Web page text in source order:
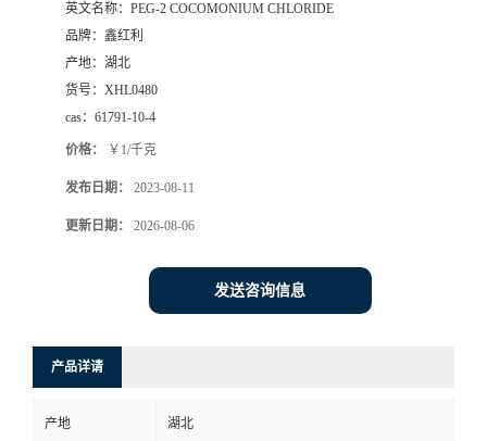
英文名称： PEG-2 COCOMONIUM CHLORIDE
品牌： 鑫红利
产地： 湖北
货号： XHL0480
cas： 61791-10-4
价格： ￥1/千克
发布日期： 2023-08-11
更新日期： 2026-08-06
发送咨询信息
产品详请
产地 湖北